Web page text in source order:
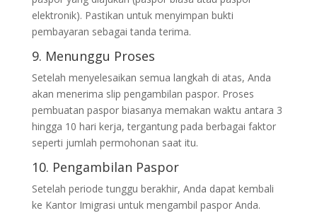
elektronik). Pastikan untuk menyimpan bukti
pembayaran sebagai tanda terima.
9. Menunggu Proses
Setelah menyelesaikan semua langkah di atas, Anda
akan menerima slip pengambilan paspor. Proses
pembuatan paspor biasanya memakan waktu antara 3
hingga 10 hari kerja, tergantung pada berbagai faktor
seperti jumlah permohonan saat itu.
10. Pengambilan Paspor
Setelah periode tunggu berakhir, Anda dapat kembali
ke Kantor Imigrasi untuk mengambil paspor Anda.